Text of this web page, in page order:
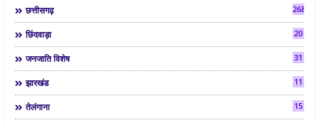
छत्तीसगढ़ 268
छिंदवाड़ा 20
जनजाति विशेष 31
झारखंड 11
तेलंगाना 15